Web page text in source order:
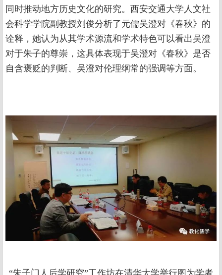
同时推动地方历史文化的研究。西安交通大学人文社
会科学学院副教授刘俊分析了元儒吴澄对《春秋》的
诠释，她认为从其学术源流和学术特色可以看出吴澄
对于朱子的尊崇，这具体表现于吴澄对《春秋》是否
自含褒贬的判断、吴澄对伦理纲常的强调等方面。